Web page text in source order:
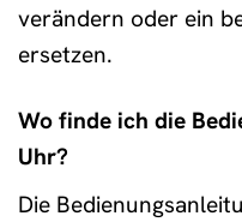
verändern oder ein
ersetzen.
Wo finde ich die
Uhr?
Die